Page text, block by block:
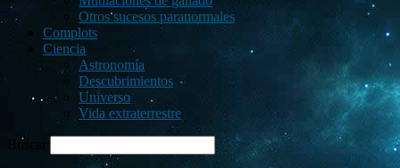
Otros sucesos paranormales
Complots
Ciencia
Astronomía
Descubrimientos
Universo
Vida extraterrestre
Buscar